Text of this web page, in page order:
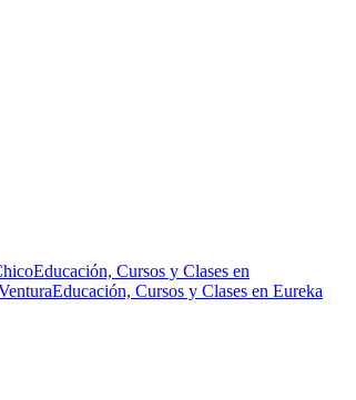
Educación, Cursos y Clases en
Educación, Cursos y Clases en Eureka